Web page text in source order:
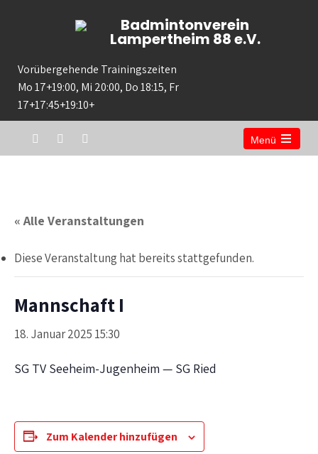
Badmintonverein
Lampertheim 88 e.V.
Vorübergehende Trainingszeiten
Mo 17+19:00, Mi 20:00, Do 18:15, Fr
17+17:45+19:10+
Menü
« Alle Veranstaltungen
Diese Veranstaltung hat bereits stattgefunden.
Mannschaft I
18. Januar 2025 15:30
SG TV Seeheim-Jugenheim — SG Ried
Zum Kalender hinzufügen